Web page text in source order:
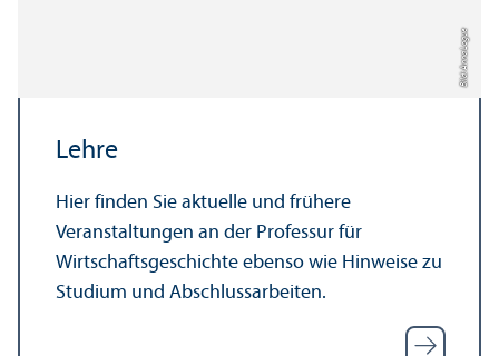
Bild: Anna Logue
Lehre
Hier finden Sie aktuelle und frühere
Veranstaltungen an der Professur für
Wirtschafts­geschichte ebenso wie Hinweise zu
Studium und Abschlussarbeiten.